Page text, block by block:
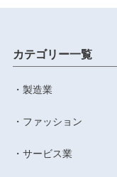
カテゴリー一覧
製造業
ファッション
サービス業